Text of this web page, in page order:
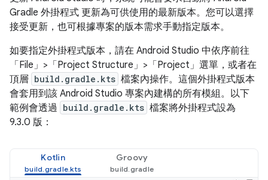
Gradle 外掛程式 更新為可供使用的最新版本。您可以選擇
接受更新，也可根據專案的版本需求手動指定版本。
如要指定外掛程式版本，請在 Android Studio 中依序前往
「File」 >「Project Structure」 >「Project」 選單，或者在
頂層 build.gradle.kts 檔案內操作。這個外掛程式版本
會套用到該 Android Studio 專案內建構的所有模組。以下
範例會透過 build.gradle.kts 檔案將外掛程式設為
9.3.0 版：
Kotlin Groovy